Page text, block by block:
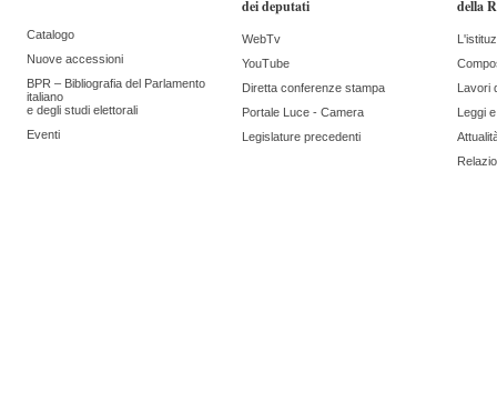
Catalogo
Nuove accessioni
BPR – Bibliografia del Parlamento
italiano
e degli studi elettorali
Eventi
dei deputati
WebTv
YouTube
Diretta conferenze stampa
Portale Luce - Camera
Legislature precedenti
della
Lavori
Leggi